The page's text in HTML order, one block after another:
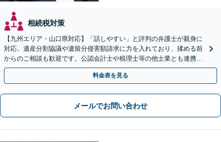
相続税対策
【九州エリア・山口県対応】「話しやすい」と評判の弁護士が親身に
対応。遺産分割協議や遺留分侵害額請求に力を入れており、揉める前
からのご相談も歓迎です。公認会計士や税理士等の他士業とも連携
し、円満な解決を全力でサポートいたします。
料金表を見る
メールでお問い合わせ